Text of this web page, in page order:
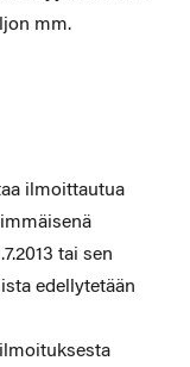
mm.
ilmoittautua
tai sen
edellytetään